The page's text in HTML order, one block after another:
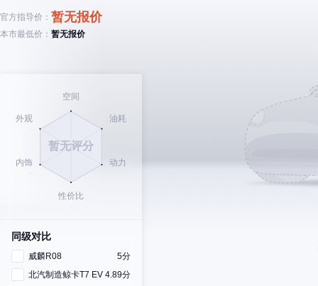
官方指导价： 暂无报价
本市最低价： 暂无报价
同级对比
威麟R08
5分
北汽制造鲸卡T7 EV 4.89分